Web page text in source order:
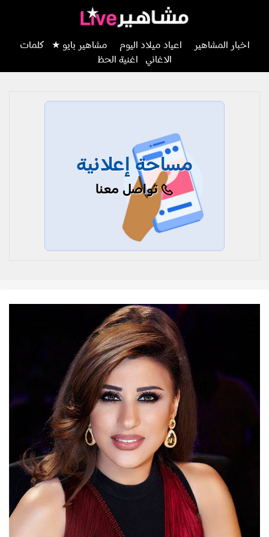
اخبار المشاهير اعياد ميلاد اليوم مشاهير بايو ★
كلمات
الاغاني
اغنية الحظ
مساحة إعلانية
تواصل معنا